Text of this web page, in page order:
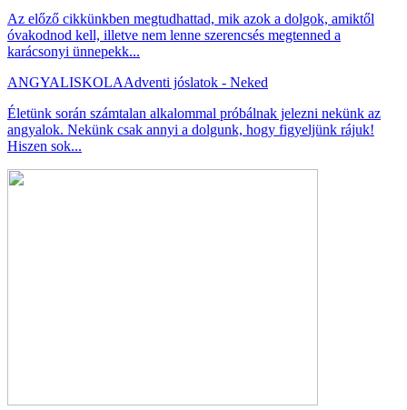
Az előző cikkünkben megtudhattad, mik azok a dolgok, amiktől
óvakodnod kell, illetve nem lenne szerencsés megtenned a
karácsonyi ünnepekk...
ANGYALISKOLAAdventi jóslatok - Neked
Életünk során számtalan alkalommal próbálnak jelezni nekünk az
angyalok. Nekünk csak annyi a dolgunk, hogy figyeljünk rájuk!
Hiszen sok...